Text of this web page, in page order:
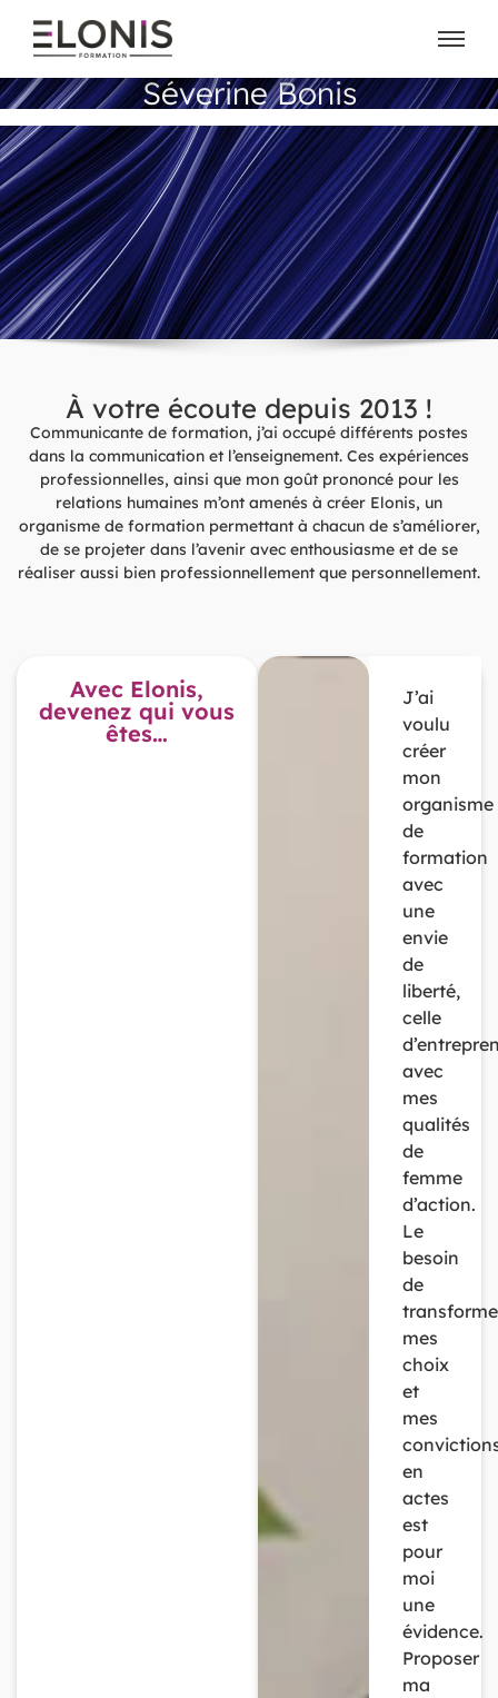
Séverine Bonis
À votre écoute depuis 2013 !
Communicante de formation, j’ai occupé différents postes
dans la communication et l’enseignement. Ces expériences
professionnelles, ainsi que mon goût prononcé pour les
relations humaines m’ont amenés à créer Elonis, un
organisme de formation permettant à chacun de s’améliorer,
de se projeter dans l’avenir avec enthousiasme et de se
réaliser aussi bien professionnellement que personnellement.
Avec Elonis,
devenez qui vous
êtes…
J’ai
voulu
créer
mon
organisme
de
formation
avec
une
envie
de
liberté,
celle
avec
mes
qualités
de
femme
d’action.
Le
besoin
de
mes
choix
et
mes
en
actes
est
pour
moi
une
évidence.
Proposer
ma